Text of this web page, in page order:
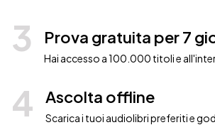
3 Prova gratuita per 7
Hai accesso a 100.000 titoli e
4 Ascolta offline
Scarica i tuoi audiolibri preferiti e